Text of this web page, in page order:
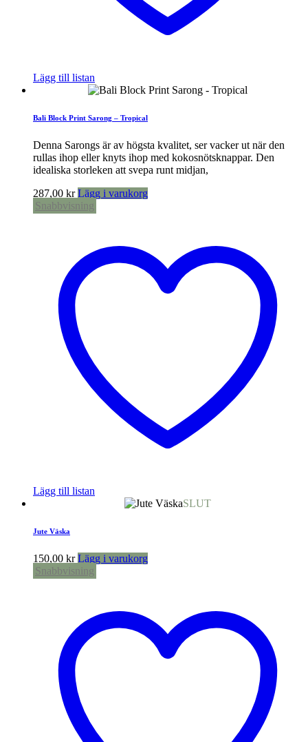
Lägg till listan
Bali Block Print Sarong – Tropical
Denna Sarongs är av högsta kvalitet, ser vacker ut när den
rullas ihop eller knyts ihop med kokosnötsknappar. Den
idealiska storleken att svepa runt midjan,
287,00 kr Lägg i varukorg
Snabbvisning
Lägg till listan
SLUT
Jute Väska
150,00 kr Lägg i varukorg
Snabbvisning